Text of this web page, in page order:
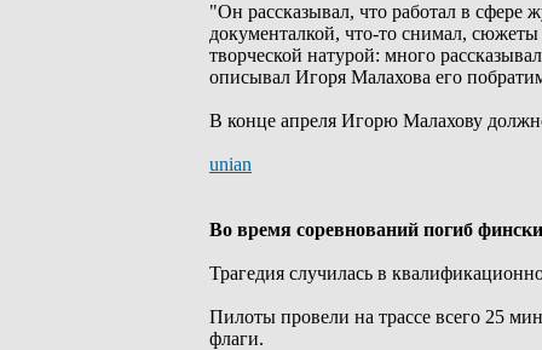
"Он рассказывал, что работал в сфере
документалкой, что-то снимал,
творческой натурой: много
описывал Игоря Малахова его
В конце апреля Игорю Малахову
unian
Во время соревнований погиб
Трагедия случилась в
Пилоты провели на трассе всего 25
флаги.